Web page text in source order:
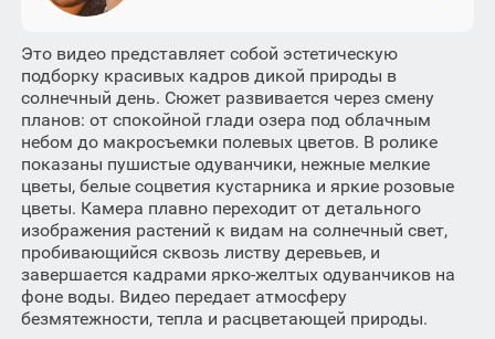
Это видео представляет собой эстетическую
подборку красивых кадров дикой природы в
солнечный день. Сюжет развивается через смену
планов: от спокойной глади озера под облачным
небом до макросъемки полевых цветов. В ролике
показаны пушистые одуванчики, нежные мелкие
цветы, белые соцветия кустарника и яркие розовые
цветы. Камера плавно переходит от детального
изображения растений к видам на солнечный свет,
пробивающийся сквозь листву деревьев, и
завершается кадрами ярко-желтых одуванчиков на
фоне воды. Видео передает атмосферу
безмятежности, тепла и расцветающей природы.